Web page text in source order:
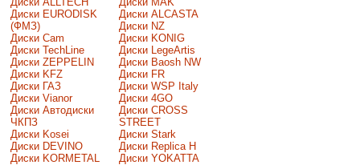
Диски EURODISK
(ФМЗ)
Диски Cam
Диски TechLine
Диски ZEPPELIN
Диски KFZ
Диски ГАЗ
Диски Vianor
Диски Автодиски
ЧКПЗ
Диски Kosei
Диски DEVINO
Диски KORMETAL
Диски ALCASTA
Диски NZ
Диски KONIG
Диски LegeArtis
Диски Baosh NW
Диски FR
Диски WSP Italy
Диски 4GO
Диски CROSS
STREET
Диски Stark
Диски Replica H
Диски YOKATTA